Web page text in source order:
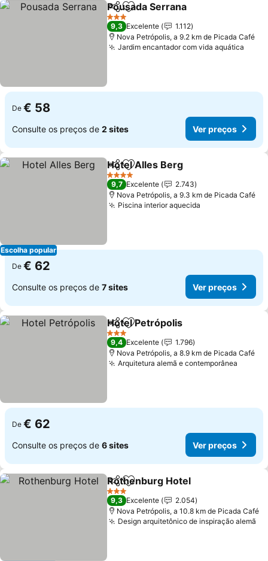
PartilharAdicionar aos favoritos
Pousada Serrana
3 Estrelas
9,3 Excelente
1.112
Nova Petrópolis, a 9.2 km de Picada Café
Jardim encantador com vida aquática
De € 58
Consulte os preços de 2 sites Ver preços
Escolha popular
PartilharAdicionar aos favoritos
Hotel Alles Berg
4 Estrelas
9,7 Excelente
2.743
Nova Petrópolis, a 9.3 km de Picada Café
Piscina interior aquecida
De € 62
Consulte os preços de 7 sites Ver preços
PartilharAdicionar aos favoritos
Hotel Petrópolis
3 Estrelas
9,4 Excelente
1.796
Nova Petrópolis, a 8.9 km de Picada Café
Arquitetura alemã e contemporânea
De € 62
Consulte os preços de 6 sites Ver preços
PartilharAdicionar aos favoritos
Rothenburg Hotel
3 Estrelas
9,3 Excelente
2.054
Nova Petrópolis, a 10.8 km de Picada Café
Design arquitetônico de inspiração alemã